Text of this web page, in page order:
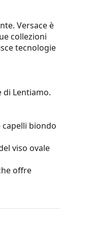
Versace è
collezioni
tecnologie
di Lentiamo.
biondo
viso ovale
offre